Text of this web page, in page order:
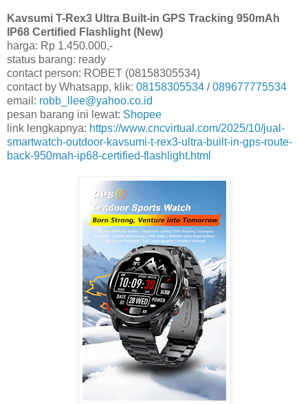
Kavsumi T-Rex3 Ultra Built-in GPS Tracking 950mAh
IP68 Certified Flashlight (New)
harga: Rp 1.450.000,-
status barang: ready
contact person: ROBET (08158305534)
contact by Whatsapp, klik: 08158305534 /089677775534
email: robb_llee@yahoo.co.id
pesan barang ini lewat: Shopee
link lengkapnya: https://www.cncvirtual.com/2025/10/jual-
smartwatch-outdoor-kavsumi-t-rex3-ultra-built-in-gps-route-
back-950mah-ip68-certified-flashlight.html